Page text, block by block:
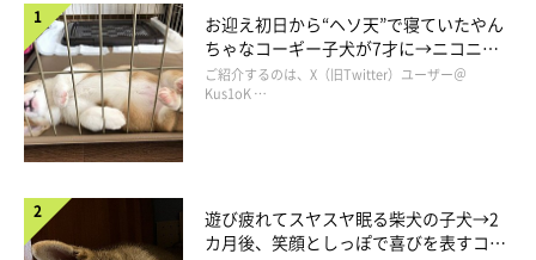
お迎え初日から“ヘソ天”で寝ていたやん
ちゃなコーギー子犬が7才に→ニコニ
コ“コーギースマイル”が魅力のコに成
長！
ご紹介するのは、X（旧Twitter）ユーザー＠
Kus1oK …
遊び疲れてスヤスヤ眠る柴犬の子犬→2
カ月後、笑顔としっぽで喜びを表すコに